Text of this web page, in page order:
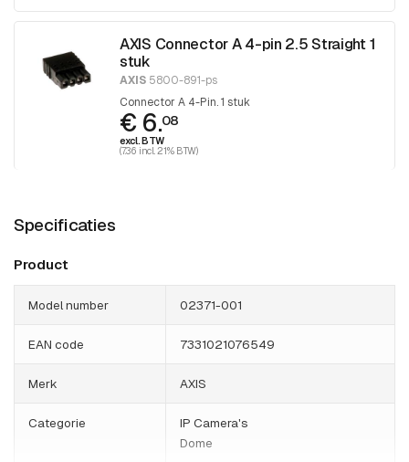
AXIS Connector A 4-pin 2.5 Straight 1
stuk
AXIS 5800-891-ps
Connector A 4-Pin. 1 stuk
€ 6.08
excl. BTW
(7.36 incl. 21% BTW)
Specificaties
Product
Model number 02371-001
EAN code 7331021076549
Merk AXIS
Categorie
IP Camera's
Dome